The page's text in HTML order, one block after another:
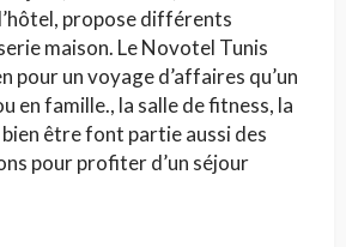
propose différents
maison. Le Novotel Tunis
pour un voyage d’affaires qu’un
en famille., la salle de fitness, la
bien être font partie aussi des
pour profiter d’un séjour